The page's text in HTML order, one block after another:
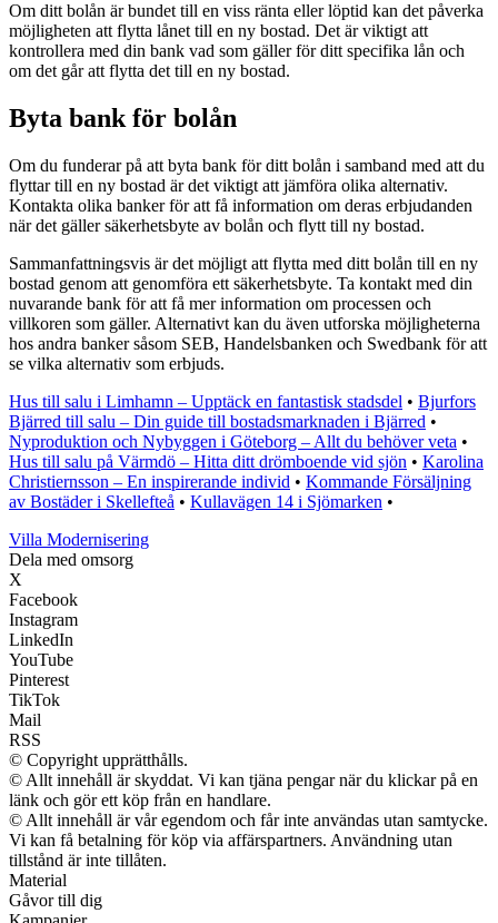
Om ditt bolån är bundet till en viss ränta eller löptid kan det påverka
möjligheten att flytta lånet till en ny bostad. Det är viktigt att
kontrollera med din bank vad som gäller för ditt specifika lån och
om det går att flytta det till en ny bostad.
Byta bank för bolån
Om du funderar på att byta bank för ditt bolån i samband med att du
flyttar till en ny bostad är det viktigt att jämföra olika alternativ.
Kontakta olika banker för att få information om deras erbjudanden
när det gäller säkerhetsbyte av bolån och flytt till ny bostad.
Sammanfattningsvis är det möjligt att flytta med ditt bolån till en ny
bostad genom att genomföra ett säkerhetsbyte. Ta kontakt med din
nuvarande bank för att få mer information om processen och
villkoren som gäller. Alternativt kan du även utforska möjligheterna
hos andra banker såsom SEB, Handelsbanken och Swedbank för att
se vilka alternativ som erbjuds.
Hus till salu i Limhamn – Upptäck en fantastisk stadsdel • Bjurfors
Bjärred till salu – Din guide till bostadsmarknaden i Bjärred •
Nyproduktion och Nybyggen i Göteborg – Allt du behöver veta •
Hus till salu på Värmdö – Hitta ditt drömboende vid sjön • Karolina
Christiernsson – En inspirerande individ • Kommande Försäljning
av Bostäder i Skellefteå • Kullavägen 14 i Sjömarken •
Villa Modernisering
Dela med omsorg
X
Facebook
Instagram
LinkedIn
YouTube
Pinterest
TikTok
Mail
RSS
© Copyright upprätthålls.
© Allt innehåll är skyddat. Vi kan tjäna pengar när du klickar på en
länk och gör ett köp från en handlare.
© Allt innehåll är vår egendom och får inte användas utan samtycke.
Vi kan få betalning för köp via affärspartners. Användning utan
tillstånd är inte tillåten.
Material
Gåvor till dig